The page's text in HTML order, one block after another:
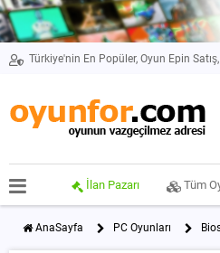
Türkiye'nin En Popüler, Oyun Epin
İlan Pazarı Tüm
AnaSayfa PC Oyunları